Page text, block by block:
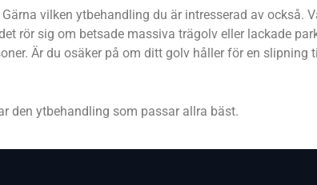
vilken ytbehandling du är intresserad av också.
rör sig om betsade massiva trägolv eller lackade
Är du osäker på om ditt golv håller för en slipning
den ytbehandling som passar allra bäst.